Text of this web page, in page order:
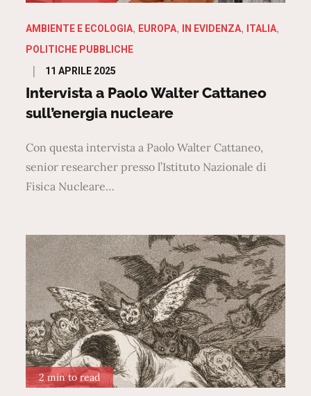
AMBIENTE E ECOLOGIA EUROPA IN EVIDENZA
ITALIA
POLITICHE PUBBLICHE
Posted
on
11 APRILE 2025
Intervista a Paolo Walter Cattaneo
sull’energia nucleare
Con questa intervista a Paolo Walter Cattaneo,
senior researcher presso l’Istituto Nazionale di
Fisica Nucleare…
2 min to read